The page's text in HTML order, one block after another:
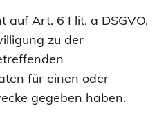
auf Art. 6 I lit. a DSGVO,
zu der
für einen oder
gegeben haben.